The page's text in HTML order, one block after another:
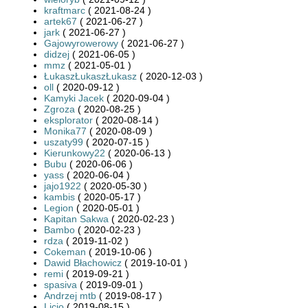
kraftmarc ( 2021-08-24 )
artek67 ( 2021-06-27 )
jark ( 2021-06-27 )
Gajowyrowerowy ( 2021-06-27 )
didzej ( 2021-06-05 )
mmz ( 2021-05-01 )
ŁukaszŁukaszŁukasz ( 2020-12-03 )
oll ( 2020-09-12 )
Kamyki Jacek ( 2020-09-04 )
Zgroza ( 2020-08-25 )
eksplorator ( 2020-08-14 )
Monika77 ( 2020-08-09 )
uszaty99 ( 2020-07-15 )
Kierunkowy22 ( 2020-06-13 )
Bubu ( 2020-06-06 )
yass ( 2020-06-04 )
jajo1922 ( 2020-05-30 )
kambis ( 2020-05-17 )
Legion ( 2020-05-01 )
Kapitan Sakwa ( 2020-02-23 )
Bambo ( 2020-02-23 )
rdza ( 2019-11-02 )
Cokeman ( 2019-10-06 )
Dawid Błachowicz ( 2019-10-01 )
remi ( 2019-09-21 )
spasiva ( 2019-09-01 )
Andrzej mtb ( 2019-08-17 )